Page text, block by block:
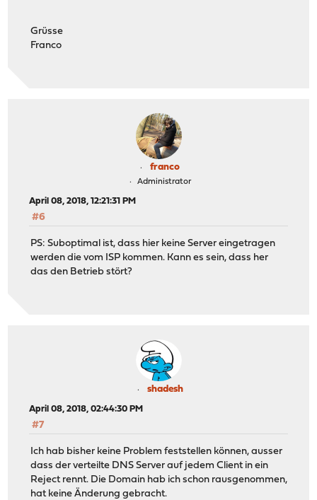
Grüsse
Franco
franco
Administrator
April 08, 2018, 12:21:31 PM
#6
PS: Suboptimal ist, dass hier keine Server eingetragen
werden die vom ISP kommen. Kann es sein, dass her
das den Betrieb stört?
shadesh
April 08, 2018, 02:44:30 PM
#7
Ich hab bisher keine Problem feststellen können, ausser
dass der verteilte DNS Server auf jedem Client in ein
Reject rennt. Die Domain hab ich schon rausgenommen,
hat keine Änderung gebracht.